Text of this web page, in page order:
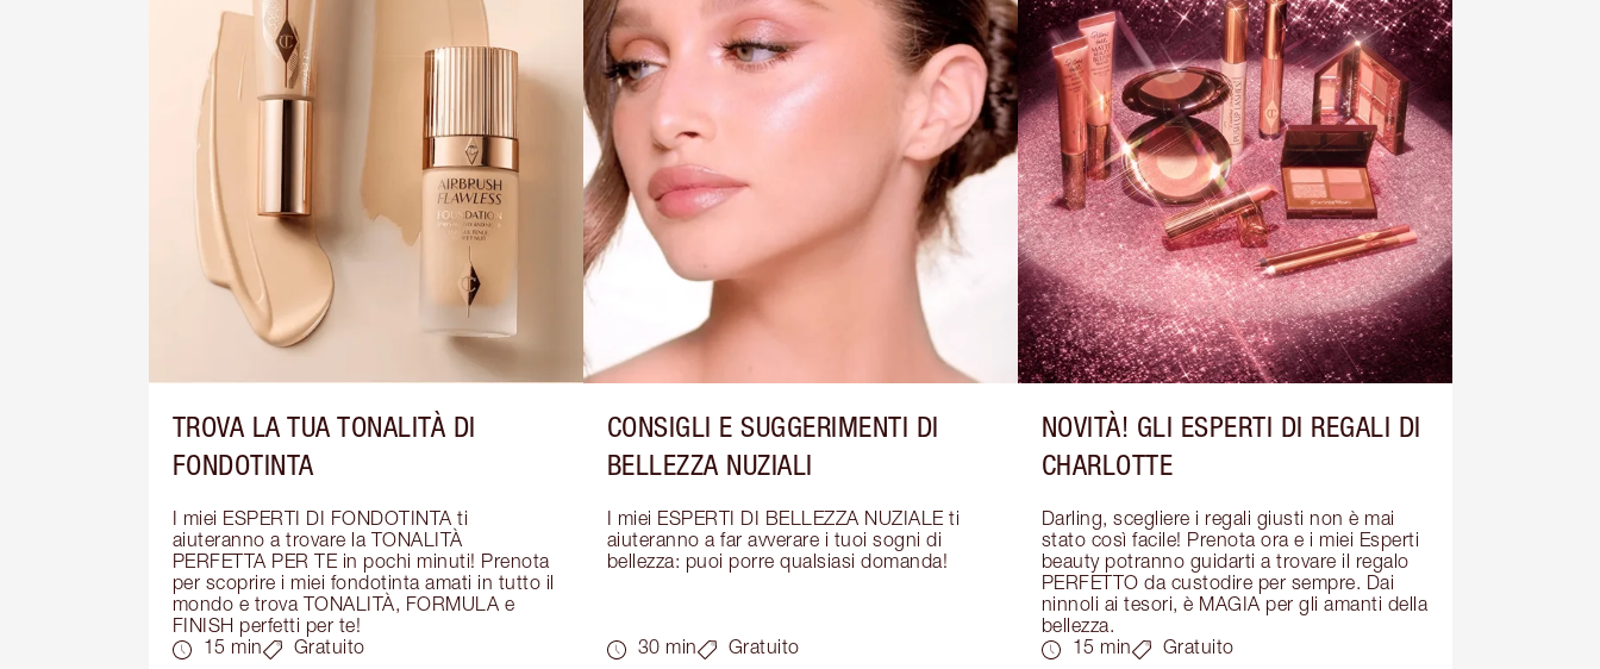
TROVA LA TUA TONALITÀ DI
FONDOTINTA
I miei ESPERTI DI FONDOTINTA ti
aiuteranno a trovare la TONALITÀ
PERFETTA PER TE in pochi minuti! Prenota
per scoprire i miei fondotinta amati in tutto il
mondo e trova TONALITÀ, FORMULA e
FINISH perfetti per te!
15 min
Gratuito
CONSIGLI E SUGGERIMENTI DI
BELLEZZA NUZIALI
I miei ESPERTI DI BELLEZZA NUZIALE ti
aiuteranno a far avverare i tuoi sogni di
bellezza: puoi porre qualsiasi domanda!
30 min Gratuito
NOVITÀ! GLI ESPERTI DI REGALI DI
CHARLOTTE
Darling, scegliere i regali giusti non è mai
stato così facile! Prenota ora e i miei Esperti
beauty potranno guidarti a trovare il regalo
PERFETTO da custodire per sempre. Dai
ninnoli ai tesori, è MAGIA per gli amanti della
bellezza.
15 min
Gratuito